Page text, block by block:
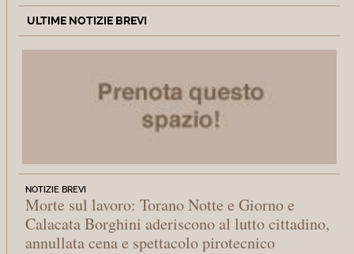
ULTIME NOTIZIE BREVI
NOTIZIE BREVI
Morte sul lavoro: Torano Notte e Giorno e
Calacata Borghini aderiscono al lutto cittadino,
annullata cena e spettacolo pirotecnico